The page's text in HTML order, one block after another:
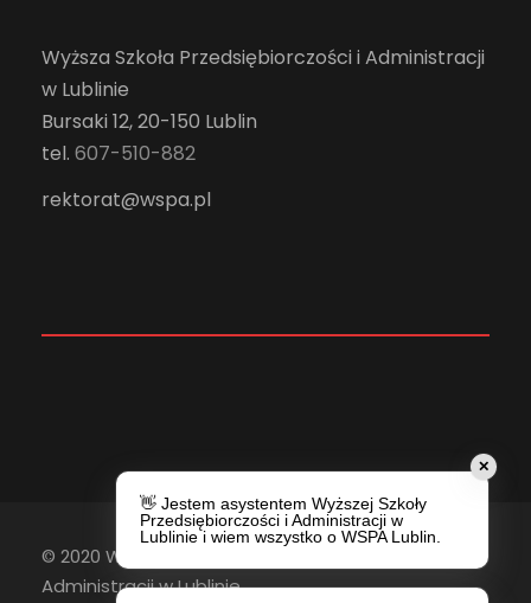
Wyższa Szkoła Przedsiębiorczości i Administracji
w Lublinie
Bursaki 12, 20-150 Lublin
tel. 607-510-882
rektorat@wspa.pl
© 2020 Wyższa Szkoła Przedsiębiorczości i
Administracji w Lublinie
✕
👋 Jestem asystentem Wyższej Szkoły
Przedsiębiorczości i Administracji w
Lublinie i wiem wszystko o WSPA Lublin.